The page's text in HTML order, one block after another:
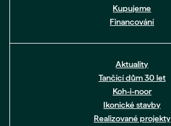
Kupujeme
Financování
Aktuality
Tančící dům 30 let
Koh-i-noor
Ikonické stavby
Realizované projekty